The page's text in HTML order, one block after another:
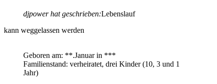
djpower hat geschrieben:Lebenslauf
kann weggelassen werden
Geboren am: **.Januar in ***
Familienstand: verheiratet, drei Kinder (10, 3 und 1
Jahr)